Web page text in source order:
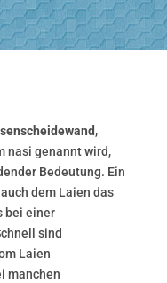
,
nasi genannt wird,
Bedeutung. Ein
dem Laien das
bei einer
sind
Laien
manchen